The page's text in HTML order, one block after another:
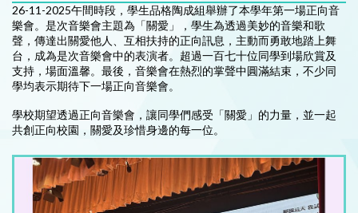
26-11-2025午間時段，學生品格陶成組舉辦了本學年第一場正向音
樂會。是次音樂會主題為「關愛」，學生為透過美妙的音樂和歌
聲，傳達出關愛他人、互相扶持的正向訊息，主動而勇敢地踏上舞
台，成為是次音樂會中的表演者。超過一百七十位同學到場欣賞及
支持，場面溫馨。最後，音樂會在熱烈的掌聲中圓滿結束，不少同
學均表示期待下一場正向音樂會。
學校期望透過正向音樂會，讓同學們感受「關愛」的力量，並一起
共創正向校園，關愛及珍惜身邊的每一位。